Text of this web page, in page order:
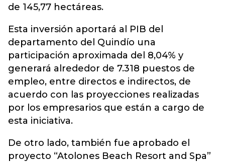
de 145,77 hectáreas.
Esta inversión aportará al PIB del
departamento del Quindío una
participación aproximada del 8,04% y
generará alrededor de 7.318 puestos de
empleo, entre directos e indirectos, de
acuerdo con las proyecciones realizadas
por los empresarios que están a cargo de
esta iniciativa.
De otro lado, también fue aprobado el
proyecto “Atolones Beach Resort and Spa”